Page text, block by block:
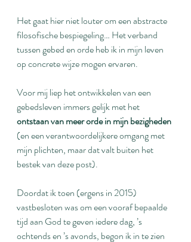
Het gaat hier niet louter om een abstracte
filosofische bespiegeling… Het verband
tussen gebed en orde heb ik in mijn leven
op concrete wijze mogen ervaren.
Voor mij liep het ontwikkelen van een
gebedsleven immers gelijk met het
ontstaan van meer orde in mijn bezigheden
(en een verantwoordelijkere omgang met
mijn plichten, maar dat valt buiten het
bestek van deze post).
Doordat ik toen (ergens in 2015)
vastbesloten was om een vooraf bepaalde
tijd aan God te geven iedere dag, ’s
ochtends en ’s avonds, begon ik in te zien